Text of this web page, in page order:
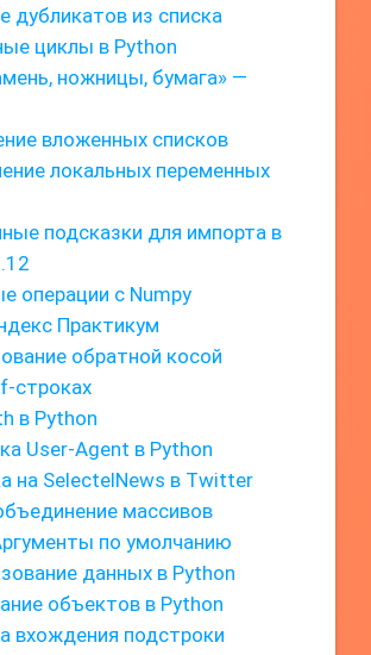
дубликатов из списка
циклы в Python
ножницы, бумага» —
вложенных списков
локальных переменных
подсказки для импорта в
операции с Numpy
Практикум
обратной косой
строках
в Python
User-Agent в Python
на SelectelNews в Twitter
массивов
по умолчанию
данных в Python
объектов в Python
вхождения подстроки